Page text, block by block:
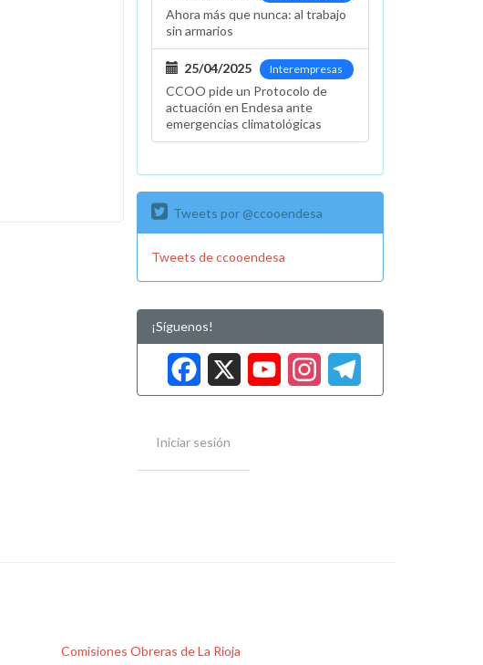
Ahora más que nunca: al trabajo
sin armarios
Interempresas
25/04/2025
CCOO pide un Protocolo de
actuación en Endesa ante
emergencias climatológicas
Tweets por @ccooendesa
Tweets de ccooendesa
¡Síguenos!
Facebook
XYouTube
Iniciar sesión
Comisiones Obreras de La Rioja